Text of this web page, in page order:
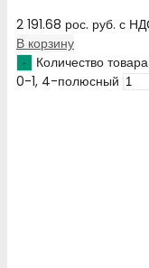
2 191.68 рос. руб. с
В корзину
Количество
0-1, 4-полюсный